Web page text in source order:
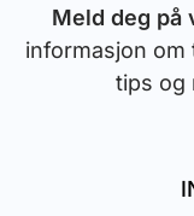
Meld deg på
informasjon
tips og